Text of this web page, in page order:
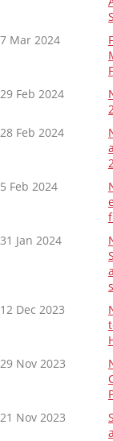
7 Mar 2024
29 Feb 2024
28 Feb 2024
5 Feb 2024
31 Jan 2024
12 Dec 2023
29 Nov 2023
21 Nov 2023